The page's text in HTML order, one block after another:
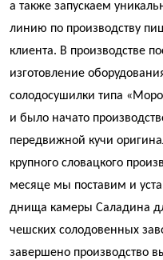
а также запускаем
линию по производству
клиента. В производстве
изготовление
солодосушилки типа
и было начато
передвижной кучи
крупного словацкого
месяце мы поставим и
днища камеры Саладина
чешских солодовенных
завершено производство